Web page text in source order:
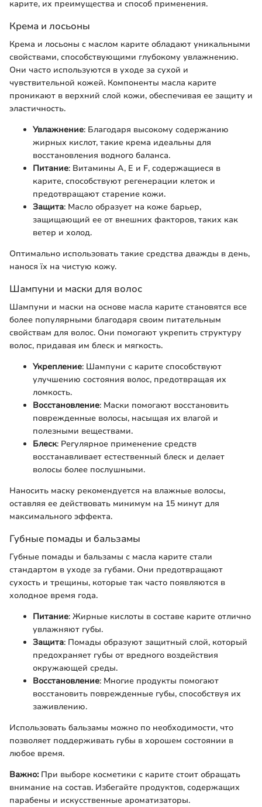
карите, их преимущества и способ применения.
Крема и лосьоны
Крема и лосьоны с маслом карите обладают уникальными
свойствами, способствующими глубокому увлажнению.
Они часто используются в уходе за сухой и
чувствительной кожей. Компоненты масла карите
проникают в верхний слой кожи, обеспечивая еe защиту и
эластичность.
Увлажнение: Благодаря высокому содержанию
жирных кислот, такие крема идеальны для
восстановления водного баланса.
Питание: Витамины А, Е и F, содержащиеся в
карите, способствуют регенерации клеток и
предотвращают старение кожи.
Защита: Масло образует на коже барьер,
защищающий ее от внешних факторов, таких как
ветер и холод.
Оптимально использовать такие средства дважды в день,
нанося їх на чистую кожу.
Шампуни и маски для волос
Шампуни и маски на основе масла карите становятся все
более популярными благодаря своим питательным
свойствам для волос. Они помогают укрепить структуру
волос, придавая им блеск и мягкость.
Укрепление: Шампуни с карите способствуют
улучшению состояния волос, предотвращая их
ломкость.
Восстановление: Маски помогают восстановить
поврежденные волосы, насыщая их влагой и
полезными веществами.
Блеск: Регулярное применение средств
восстанавливает естественный блеск и делает
волосы более послушными.
Наносить маску рекомендуется на влажные волосы,
оставляя ее действовать минимум на 15 минут для
максимального эффекта.
Губные помады и бальзамы
Губные помады и бальзамы с масла карите стали
стандартом в уходе за губами. Они предoтвращают
сухость и трещины, которые так часто появляются в
холодное время года.
Питание: Жирные кислоты в составе карите отлично
увлажняют губы.
Защита: Помады образуют защитный слой, который
предохраняет губы от вредного воздействия
окружающей среды.
Восстановление: Многие продукты помогают
восстановить поврежденные губы, способствуя их
заживлению.
Использовать бальзамы можно по необходимости, что
позволяет поддерживать губы в хорошем состоянии в
любое время.
Важно:При выборе косметики с карите стоит обращать
внимание на состав. Избегайте продуктов, содержащих
парабены и искусственные ароматизаторы.